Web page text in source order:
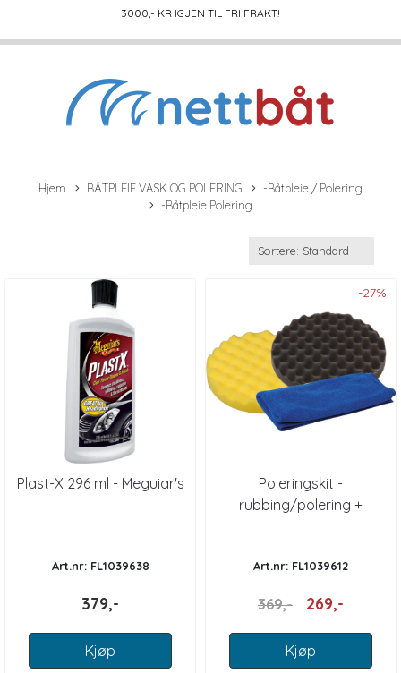
3000,- KR IGJEN TIL FRI FRAKT!
Hjem BÅTPLEIE VASK OG POLERING
-Båtpleie / Polering
-Båtpleie Polering
Plast-X 296 ml - Meguiar's
Art.nr: FL1039638
379,-
Kjøp
-27%
Poleringskit -
rubbing/polering +
Art.nr: FL1039612
369,- 269,-
Kjøp